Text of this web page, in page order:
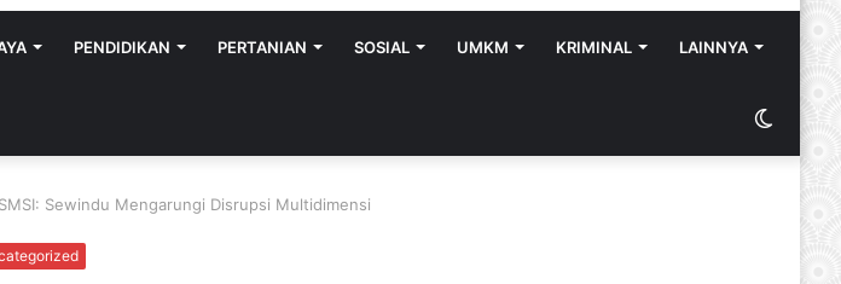
PENDIDIKAN PERTANIAN SOSIAL UMKM KRIMINAL LAINNYA
Sewindu Mengarungi Disrupsi Multidimensi